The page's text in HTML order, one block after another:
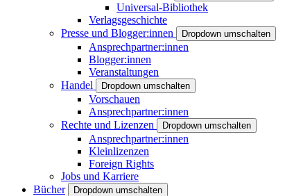
Universal-Bibliothek
Verlagsgeschichte
Presse und Blogger:innen
Dropdown umschalten
Ansprechpartner:innen
Blogger:innen
Veranstaltungen
Handel
Dropdown umschalten
Vorschauen
Ansprechpartner:innen
Rechte und Lizenzen
Dropdown umschalten
Ansprechpartner:innen
Kleinlizenzen
Foreign Rights
Jobs und Karriere
Bücher
Dropdown umschalten